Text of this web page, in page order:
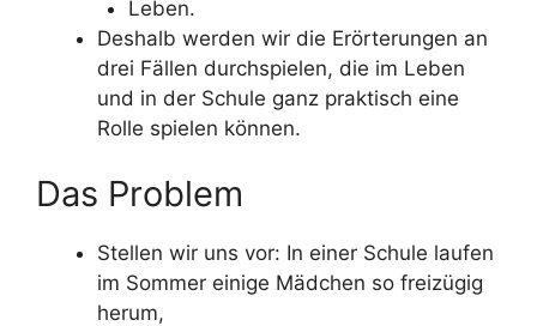
Leben.
Deshalb werden wir die Erörterungen an
drei Fällen durchspielen, die im Leben
und in der Schule ganz praktisch eine
Rolle spielen können.
Das Problem
Stellen wir uns vor: In einer Schule laufen
im Sommer einige Mädchen so freizügig
herum,